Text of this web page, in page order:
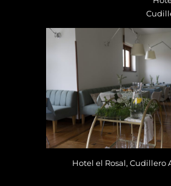
Hotel el Rosal, Cudillero